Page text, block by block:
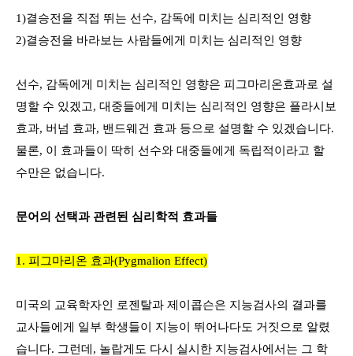
1)결승전을 직접 뛰는 선수, 감독에 미치는 심리적인 영향
2)결승전을 바라보는 사람들에게 미치는 심리적인 영향
선수, 감독에게 미치는 심리적인 영향은 피그마리온효과로 설
명할 수 있겠고, 대중들에게 미치는 심리적인 영향은 플라시보
효과, 버넘 효과, 밴드웨건 효과 등으로 설명할 수 있겠습니다.
물론, 이 효과들이 딱히 선수와 대중들에게 독립적이라고 할
수만은 없습니다.
문어의 선택과 관련된 심리학적 효과들
1. 피그마리온 효과(Pygmalion Effect)
미국의 교육학자인 로젠탈과 제이콥슨은 지능검사의 결과를
교사들에게 일부 학생들이 지능이 뛰어나다도 거짓으로 알렸
습니다. 그런데 , 놀랍게도 다시 실시한 지능검사에서는 그 학